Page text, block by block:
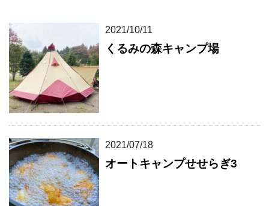
2021/10/11
くるみの森キャンプ場
2021/07/18
オートキャンプせせらぎ3